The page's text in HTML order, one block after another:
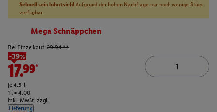
Schnell sein lohnt sich! Aufgrund der hohen Nachfrage nur noch wenige Stück
verfügbar.
Mega Schnäppchen
Bei Einzelkauf: 29.94 **
-39%
17.99*
je 4.5-l
1 l = 4.00
inkl. MwSt. zzgl.
Lieferung